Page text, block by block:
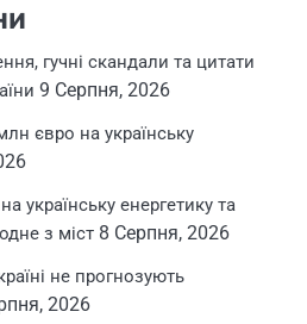
гучні скандали та цитати
9 Серпня, 2026
євро на українську
українську енергетику та
з міст 8 Серпня, 2026
не прогнозують
2026